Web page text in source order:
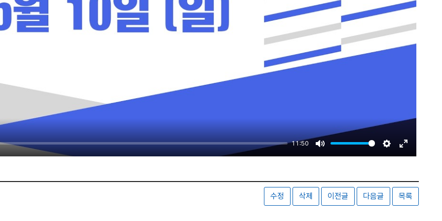
11:50
Mute Settings
Enter
수정 삭제 이전글 다음글 목록